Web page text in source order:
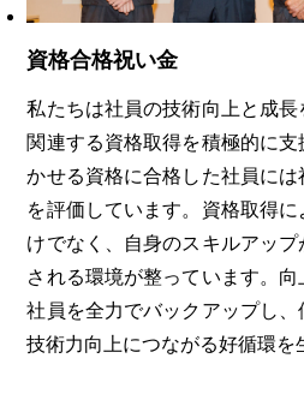
資格合格祝い金
私たちは社員の技術向上と成
関連する資格取得を積極的に
かせる資格に合格した社員には
を評価しています。資格取得
けでなく、自身のスキルアッ
される環境が整っています。
社員を全力でバックアップし
技術力向上につながる好循環を